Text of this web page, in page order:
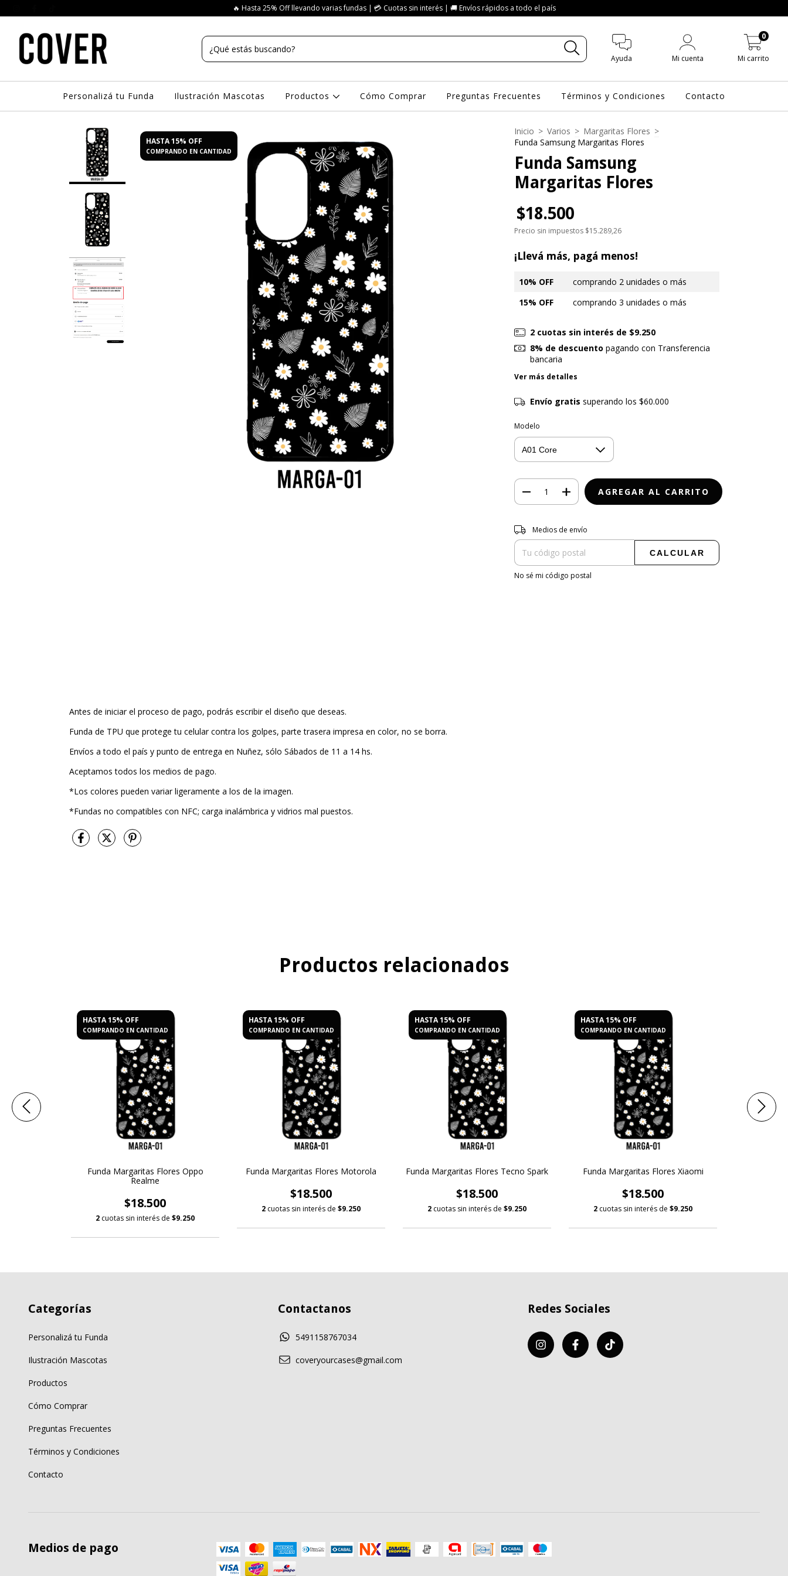
🔥 Hasta 25% Off llevando varias fundas | 💳 Cuotas sin interés | 🚚 Envíos rápidos a todo el país
Ayuda Mi cuenta Mi carrito
0
Personalizá tu Funda Ilustración Mascotas Productos Cómo Comprar Preguntas Frecuentes Términos y Condiciones Contacto
HASTA 15% OFF
COMPRANDO EN CANTIDAD
Antes de iniciar el proceso de pago, podrás escribir el diseño que deseas.
Funda de TPU que protege tu celular contra los golpes, parte trasera impresa en color, no se borra.
Envíos a todo el país y punto de entrega en Nuñez, sólo Sábados de 11 a 14 hs.
Aceptamos todos los medios de pago.
*Los colores pueden variar ligeramente a los de la imagen.
*Fundas no compatibles con NFC; carga inalámbrica y vidrios mal puestos.
Inicio > Varios > Margaritas Flores >
Funda Samsung Margaritas Flores
Funda Samsung
Margaritas Flores
$18.500
Precio sin impuestos $15.289,26
¡Llevá más, pagá menos!
10% OFF
comprando 2 unidades o más
15% OFF
comprando 3 unidades o más
2 cuotas sin interés de $9.250
8% de descuento pagando con Transferencia
bancaria
Ver más detalles
Envío gratis superando los $60.000
Modelo
Entregas para el CP:
Medios de envío
CALCULAR
No sé mi código postal
Productos relacionados
HASTA 15% OFF
COMPRANDO EN CANTIDAD
Funda Margaritas Flores Oppo
Realme
$18.500
2 cuotas sin interés de $9.250
HASTA 15% OFF
COMPRANDO EN CANTIDAD
Funda Margaritas Flores Motorola
$18.500
2 cuotas sin interés de $9.250
HASTA 15% OFF
COMPRANDO EN CANTIDAD
Funda Margaritas Flores Tecno Spark
$18.500
2 cuotas sin interés de $9.250
HASTA 15% OFF
COMPRANDO EN CANTIDAD
Funda Margaritas Flores Xiaomi
$18.500
2 cuotas sin interés de $9.250
Categorías
Personalizá tu Funda
Ilustración Mascotas
Productos
Cómo Comprar
Preguntas Frecuentes
Términos y Condiciones
Contacto
Contactanos
5491158767034
coveryourcases@gmail.com
Redes Sociales
Medios de pago